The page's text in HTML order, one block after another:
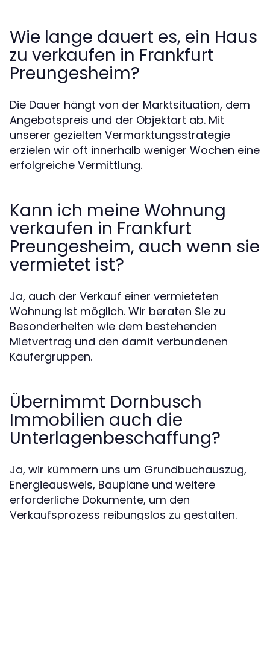
Wie lange dauert es, ein Haus
zu verkaufen in Frankfurt
Preungesheim?
Die Dauer hängt von der Marktsituation, dem
Angebotspreis und der Objektart ab. Mit
unserer gezielten Vermarktungsstrategie
erzielen wir oft innerhalb weniger Wochen eine
erfolgreiche Vermittlung.
Kann ich meine Wohnung
verkaufen in Frankfurt
Preungesheim, auch wenn sie
vermietet ist?
Ja, auch der Verkauf einer vermieteten
Wohnung ist möglich. Wir beraten Sie zu
Besonderheiten wie dem bestehenden
Mietvertrag und den damit verbundenen
Käufergruppen.
Übernimmt Dornbusch
Immobilien auch die
Unterlagenbeschaffung?
Ja, wir kümmern uns um Grundbuchauszug,
Energieausweis, Baupläne und weitere
erforderliche Dokumente, um den
Verkaufsprozess reibungslos zu gestalten.